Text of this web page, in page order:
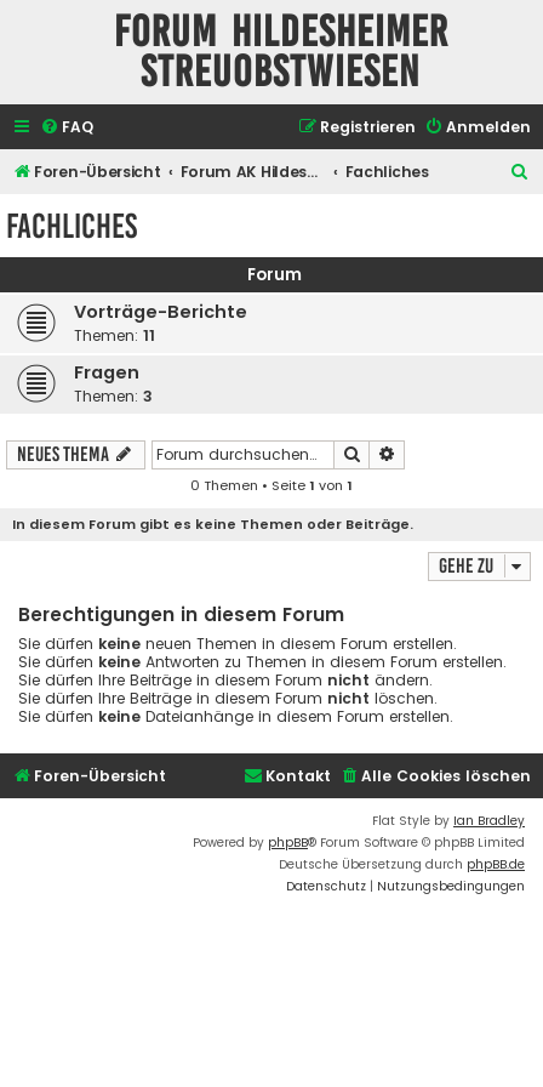
Forum Hildesheimer
Streuobstwiesen
FAQ Anmelden
Registrieren
Foren-Übersicht Forum AK Hildesheimer Streuobstwiesen Fachliches
e
Fachliches
Forum
Vorträge-Berichte
Themen: 11
Fragen
Themen: 3
Neues Thema Suche
0 Themen • Seite1 von 1
In diesem Forum gibt es keine Themen oder Beiträge.
Gehe zu
Berechtigungen in diesem Forum
Sie dürfen keine neuen Themen in diesem Forum erstellen.
Sie dürfen keine Antworten zu Themen in diesem Forum erstellen.
Sie dürfen Ihre Beiträge in diesem Forum nicht ändern.
Sie dürfen Ihre Beiträge in diesem Forum nicht löschen.
Sie dürfen keine Dateianhänge in diesem Forum erstellen.
Foren-Übersicht Alle Cookies löschen
Kontakt
Flat Style by Ian Bradley
Powered by phpBB® Forum Software © phpBB Limited
Deutsche Übersetzung durch phpBB.de
Datenschutz | Nutzungsbedingungen